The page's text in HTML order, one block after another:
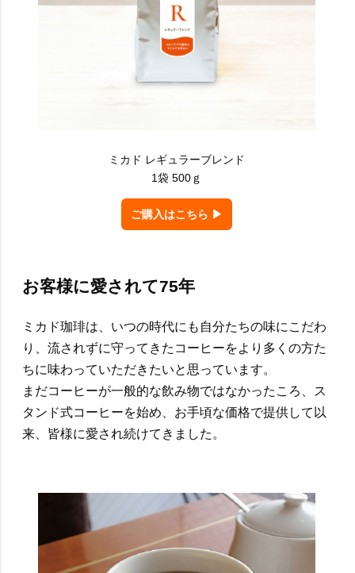
ミカド レギュラーブレンド
1袋 500ｇ
ご購入はこちら ▶
お客様に愛されて75年
ミカド珈琲は、いつの時代にも自分たちの味にこだわ
り、流されずに守ってきたコーヒーをより多くの方た
ちに味わっていただきたいと思っています。
まだコーヒーが一般的な飲み物ではなかったころ、ス
タンド式コーヒーを始め、お手頃な価格で提供して以
来、皆様に愛され続けてきました。